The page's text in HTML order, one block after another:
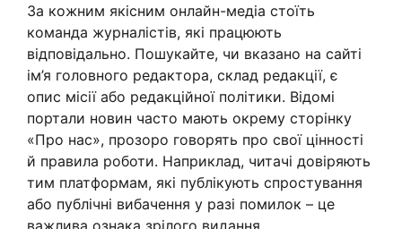
За кожним якісним онлайн-медіа стоїть
команда журналістів, які працюють
відповідально. Пошукайте, чи вказано на сайті
ім’я головного редактора, склад редакції, є
опис місії або редакційної політики. Відомі
портали новин часто мають окрему сторінку
«Про нас», прозоро говорять про свої цінності
й правила роботи. Наприклад, читачі довіряють
тим платформам, які публікують спростування
або публічні вибачення у разі помилок – це
важлива ознака зрілого видання.